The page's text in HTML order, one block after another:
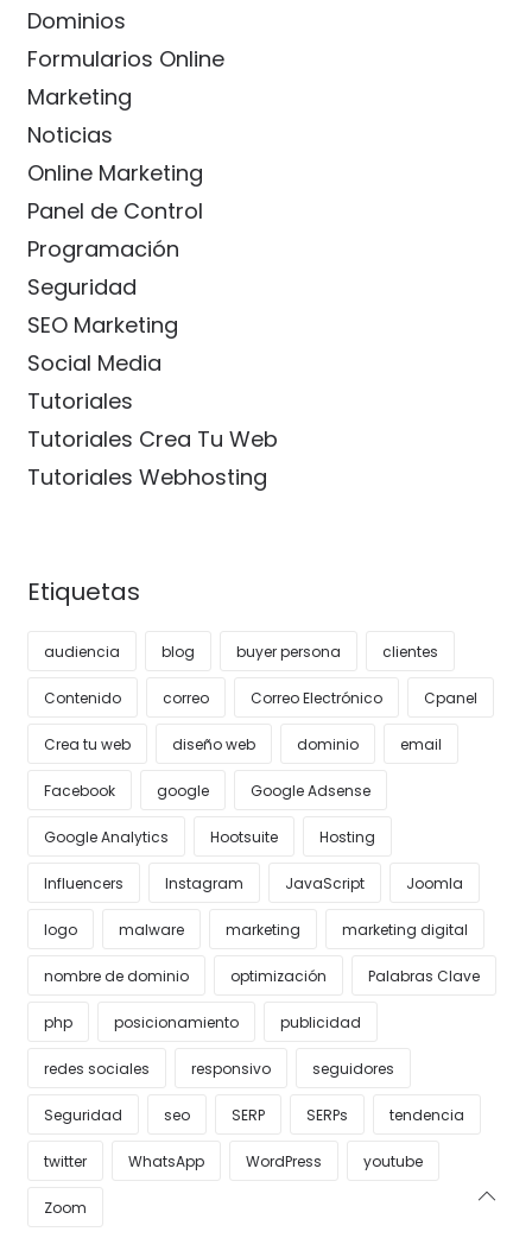
Dominios
Formularios Online
Marketing
Noticias
Online Marketing
Panel de Control
Programación
Seguridad
SEO Marketing
Social Media
Tutoriales
Tutoriales Crea Tu Web
Tutoriales Webhosting
Etiquetas
audiencia blog buyer persona clientes
Contenido correo Correo Electrónico Cpanel
Crea tu web diseño web dominio email
Facebook google Google Adsense
Google Analytics Hootsuite Hosting
Influencers Instagram JavaScript Joomla
logo malware marketing marketing digital
nombre de dominio optimización Palabras Clave
php posicionamiento publicidad
redes sociales responsivo seguidores
Seguridad seo SERP SERPs tendencia
twitter WhatsApp WordPress youtube
Zoom